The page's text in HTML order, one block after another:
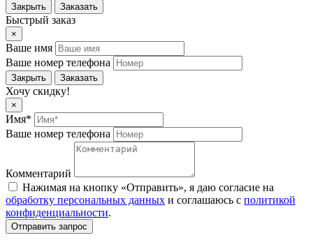
Закрыть Заказать
Быстрый заказ
×
Ваше имя
Ваше номер телефона
Закрыть Заказать
Хочу скидку!
×
Имя*
Ваше номер телефона
Комментарий
Нажимая на кнопку «Отправить», я даю согласие на
обработку персональных данных и соглашаюсь c политикой
конфиденциальности.
Отправить запрос